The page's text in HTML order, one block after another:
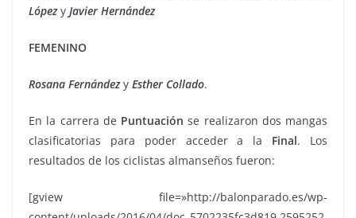
Lópezy Javier Hernández
FEMENINO
Rosana Fernándezy Esther Collado.
En la carrera de Puntuación se realizaron dos mangas
clasificatorias para poder acceder a la Final. Los
resultados de los ciclistas almanseños fueron:
[gview file=»http://balonparado.es/wp-